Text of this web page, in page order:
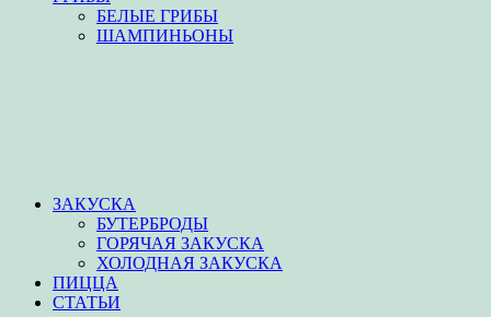
БЕЛЫЕ ГРИБЫ
ШАМПИНЬОНЫ
ЗАКУСКА
БУТЕРБРОДЫ
ГОРЯЧАЯ ЗАКУСКА
ХОЛОДНАЯ ЗАКУСКА
ПИЦЦА
СТАТЬИ